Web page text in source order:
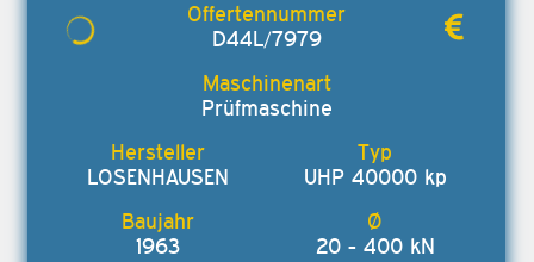
D44L/7979
Prüfmaschine
LOSENHAUSEN UHP 40000 kp
1963 20 - 400 kN